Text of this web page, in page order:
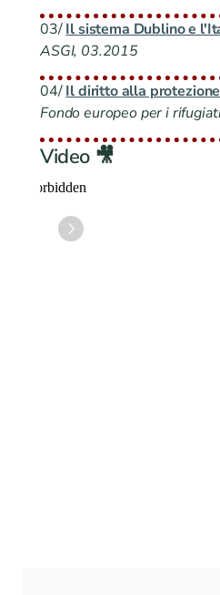
03/ Il sistema Dublino e
ASGI, 03.2015
04/ Il diritto alla protezione
Fondo europeo per i
Video 🎥